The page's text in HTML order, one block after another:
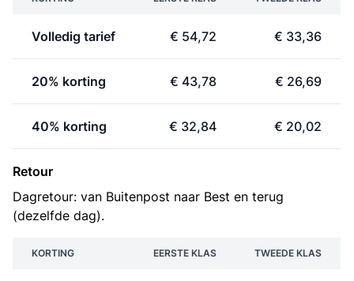
Volledig tarief € 54,72 € 33,36
20% korting € 43,78 € 26,69
40% korting € 32,84 € 20,02
Retour
Dagretour: van Buitenpost naar Best en terug
(dezelfde dag).
KORTING EERSTE KLAS TWEEDE KLAS